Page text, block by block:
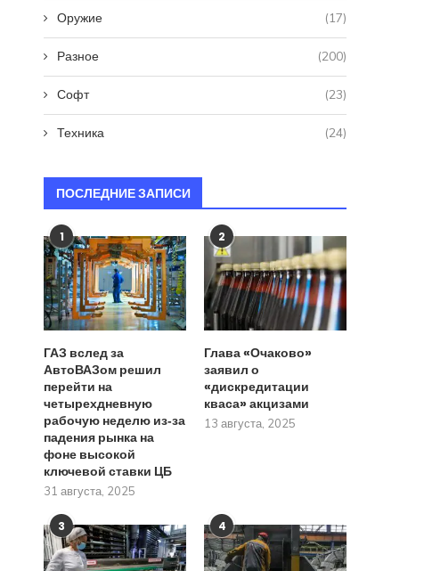
Бакальчук ответила на претензии
мужа по сделке с...
17 сентября, 2025
Оружие (17)
Разное (200)
Софт (23)
Техника (24)
ПОСЛЕДНИЕ ЗАПИСИ
1
ГАЗ вслед за
АвтоВАЗом решил
перейти на
четырехдневную
рабочую неделю из‑за
падения рынка на
фоне высокой
ключевой ставки ЦБ
31 августа, 2025
2
Глава «Очаково»
заявил о
«дискредитации
кваса» акцизами
13 августа, 2025
3 4